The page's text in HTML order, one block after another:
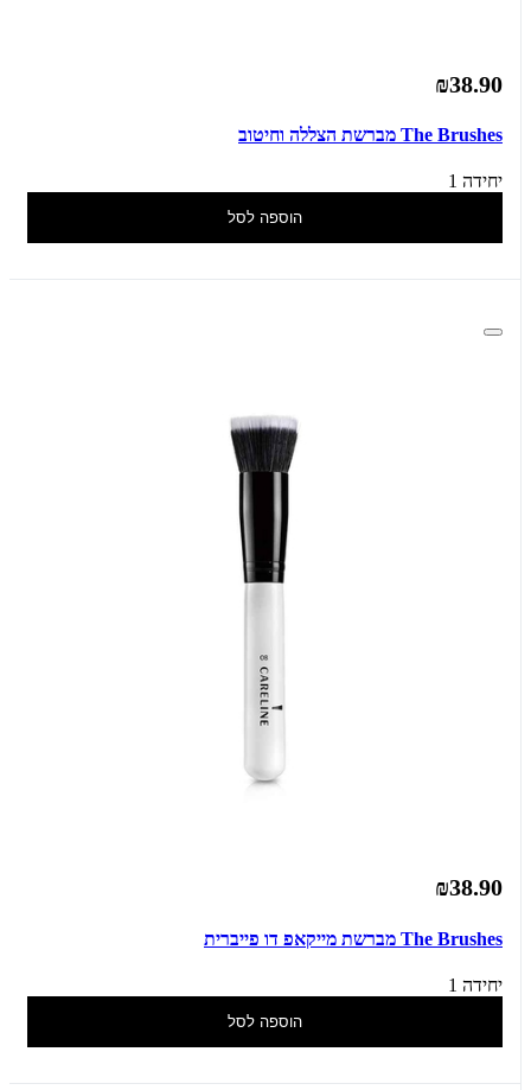
₪38.90
The Brushes מברשת הצללה וחיטוב
יחידה 1
הוספה לסל
₪38.90
The Brushes מברשת מייקאפ דו פייברית
יחידה 1
הוספה לסל